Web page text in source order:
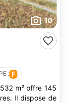
10
: F
m² offre 145
Il dispose de